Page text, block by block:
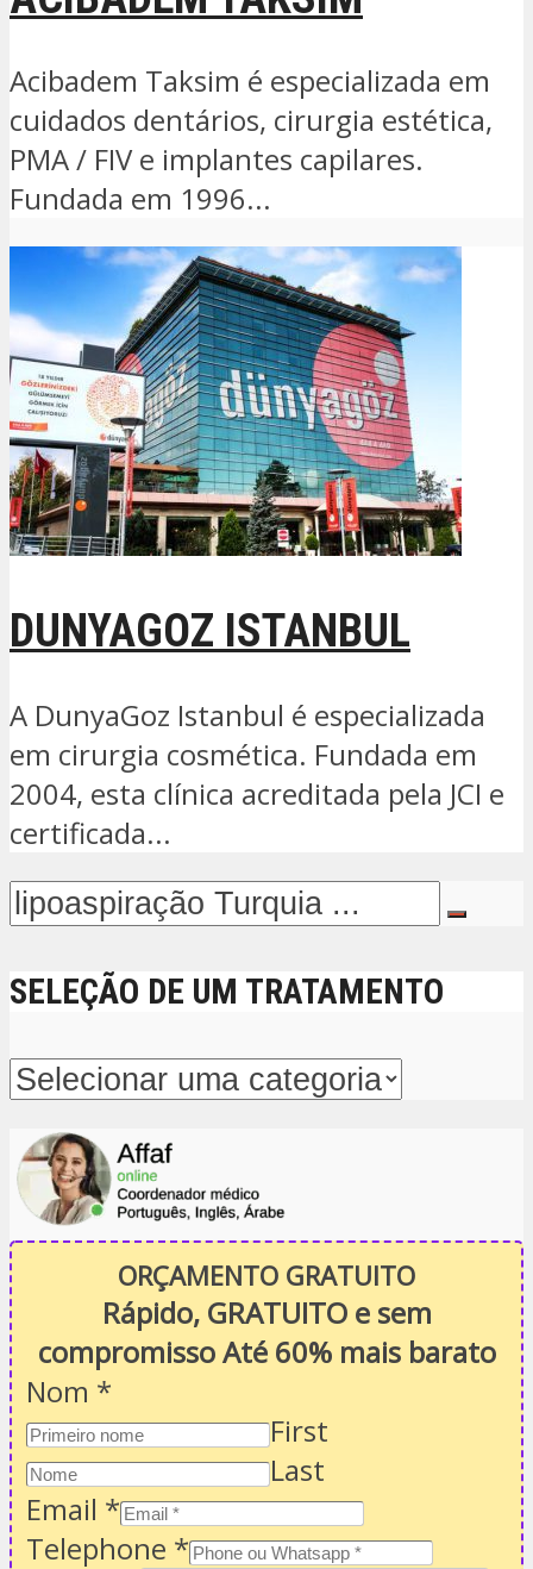
Acibadem Taksim é especializada em
cuidados dentários, cirurgia estética,
PMA / FIV e implantes capilares.
Fundada em 1996...
DUNYAGOZ ISTANBUL
A DunyaGoz Istanbul é especializada
em cirurgia cosmética. Fundada em
2004, esta clínica acreditada pela JCI e
certificada...
SELEÇÃO DE UM TRATAMENTO
ORÇAMENTO GRATUITO
Rápido, GRATUITO e sem
compromisso Até 60% mais barato
Nom *
First
Last
Email *
Telephone *